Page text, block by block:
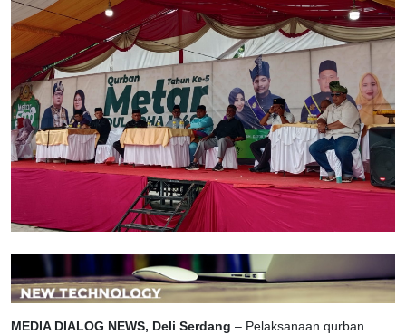
MEDIA DIALOG NEWS, Deli Serdang – Pelaksanaan qurban